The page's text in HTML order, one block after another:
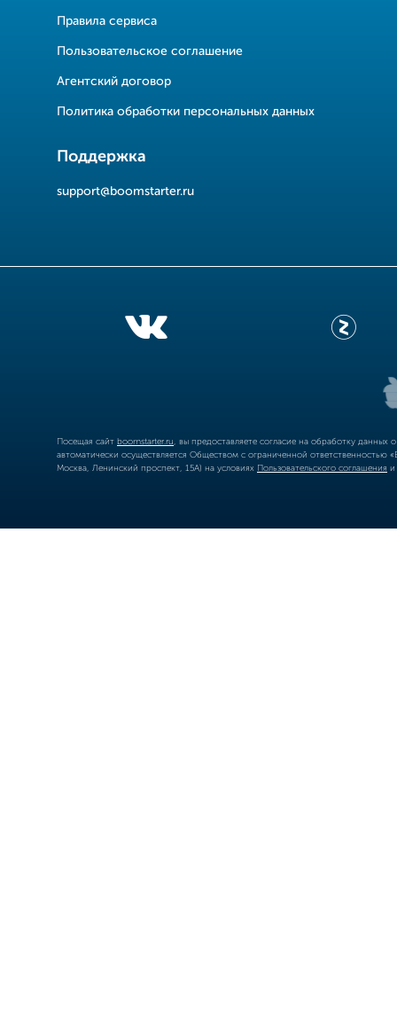
Правила сервиса
Пользовательское соглашение
Агентский договор
Политика обработки персональных данных
Поддержка
support@boomstarter.ru
Посещая сайт boomstarter.ru , вы предоставляете согласие на обработку
автоматически осуществляется Обществом с ограниченной
Москва, Ленинский проспект, 15А) на условиях Пользовательского соглашения и